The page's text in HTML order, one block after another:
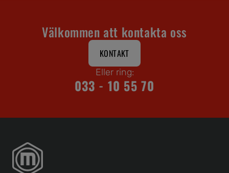
Välkommen att kontakta oss
KONTAKT
Eller ring:
033 - 10 55 70